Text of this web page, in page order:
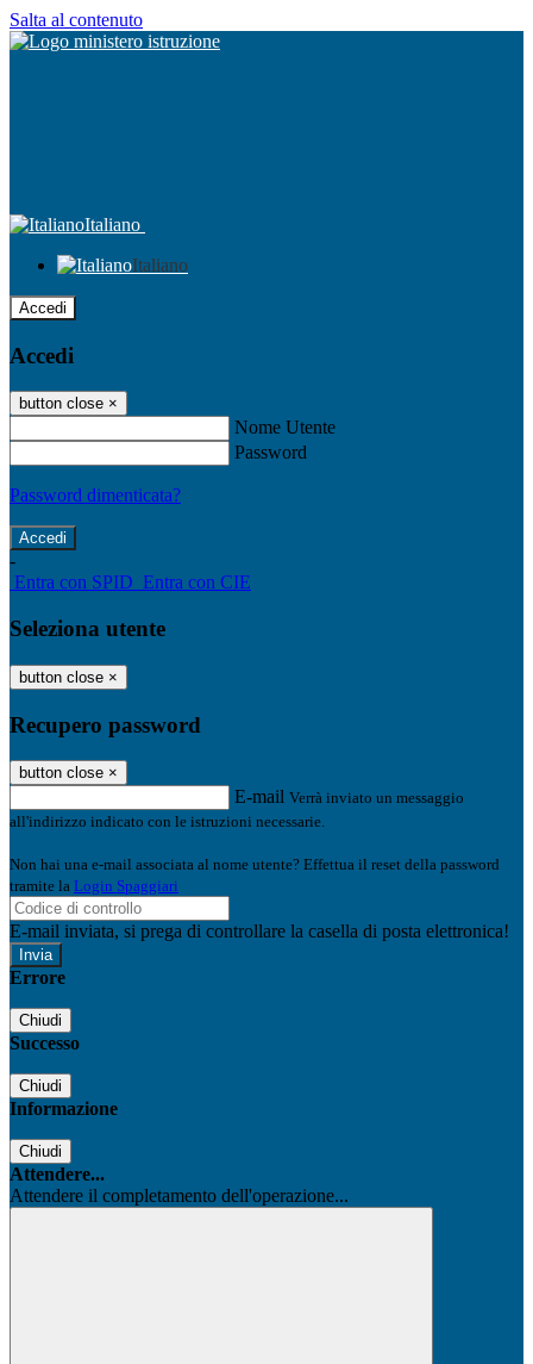
Salta al contenuto
Italiano
Italiano
Accedi
Accedi
button close ×
Nome Utente
Password
Password dimenticata?
-
Entra con SPID Entra con CIE
Seleziona utente
button close ×
Recupero password
button close ×
E-mail Verrà inviato un messaggio
all'indirizzo indicato con le istruzioni necessarie.
Non hai una e-mail associata al nome utente? Effettua il reset della password
tramite la Login Spaggiari
E-mail inviata, si prega di controllare la casella di posta elettronica!
Errore
Chiudi
Successo
Chiudi
Informazione
Chiudi
Attendere...
Attendere il completamento dell'operazione...